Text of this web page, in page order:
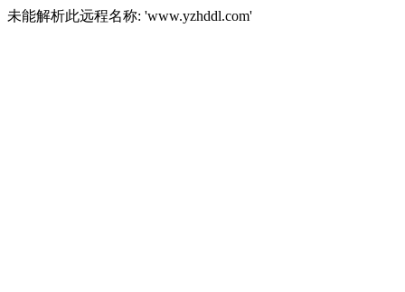
未能解析此远程名称: 'www.yzhddl.com'